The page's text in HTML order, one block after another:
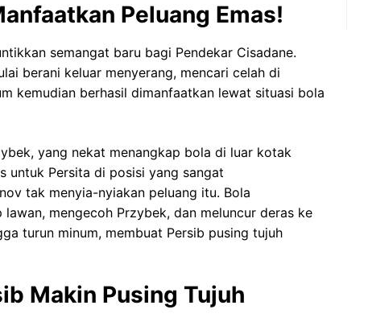
Peluang Emas!
semangat baru bagi Pendekar Cisadane.
berani keluar menyerang, mencari celah di
kemudian berhasil dimanfaatkan lewat situasi bola
yang nekat menangkap bola di luar kotak
untuk Persita di posisi yang sangat
tak menyia-nyiakan peluang itu. Bola
mengecoh Przybek, dan meluncur deras ke
turun minum, membuat Persib pusing tujuh
Makin Pusing Tujuh